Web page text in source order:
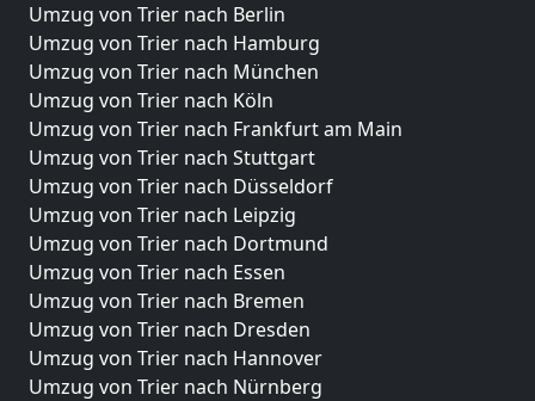
Umzug von Trier nach Berlin
Umzug von Trier nach Hamburg
Umzug von Trier nach München
Umzug von Trier nach Köln
Umzug von Trier nach Frankfurt am Main
Umzug von Trier nach Stuttgart
Umzug von Trier nach Düsseldorf
Umzug von Trier nach Leipzig
Umzug von Trier nach Dortmund
Umzug von Trier nach Essen
Umzug von Trier nach Bremen
Umzug von Trier nach Dresden
Umzug von Trier nach Hannover
Umzug von Trier nach Nürnberg